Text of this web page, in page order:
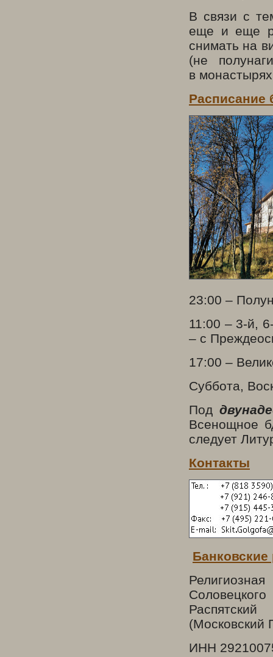
В связи с
еще и еще
снимать на
(не
в
Расписание
23:00 –
11:00 – 3-й,
– с
17:00 –
Суббота,
Под
Всенощное
следует
Контакты
Банковские
(Московский
ИНН